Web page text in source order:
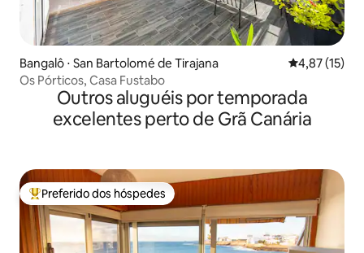
Bangalô ⋅ San Bartolomé de Tirajana 4,87 de uma
4,87 (15)
Os Pórticos, Casa Fustabo
Outros aluguéis por temporada
excelentes perto de Grã Canária
Entre os melhores preferidos dos hóspedes
Preferido dos hóspedes